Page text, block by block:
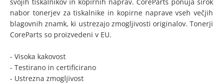
nabor tonerjev za tiskalnike in kopirne naprave vseh večjih
blagovnih znamk, ki ustrezajo zmogljivosti originalov. Tonerji
CoreParts so proizvedeni v EU.
- Visoka kakovost
- Testirano in certificirano
- Ustrezna zmogljivost